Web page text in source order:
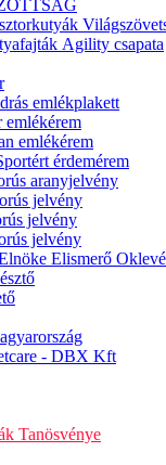
Agility csapata
emlékplakett
emlékérem
érdemérem
aranyjelvény
jelvény
jelvény
jelvény
Elismerő
- DBX Kft
Tanösvénye